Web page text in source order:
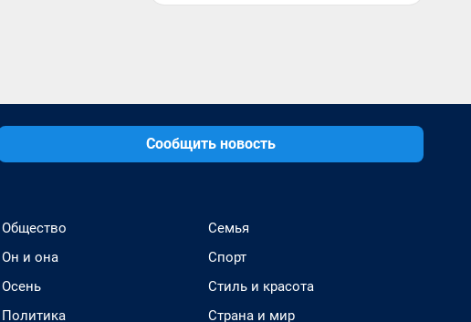
Сообщить новость
Общество
Он и она
Осень
Политика
Семья
Спорт
Стиль и красота
Страна и мир